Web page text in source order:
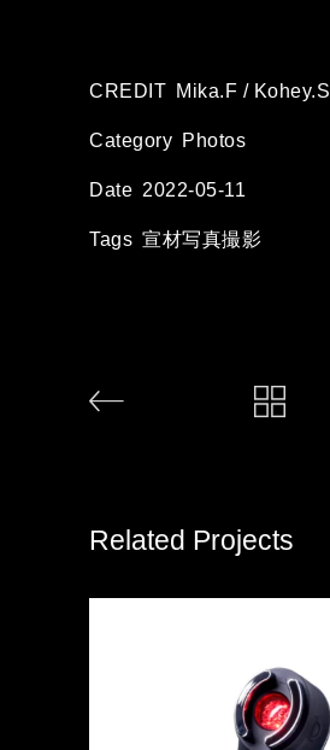
CREDIT Mika.F / Kohey.S
Category Photos
Date 2022-05-11
Tags 宣材写真撮影
Related Projects